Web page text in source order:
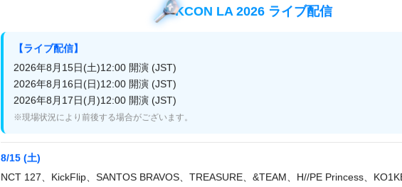
KCON LA 2026 ライブ配信
【ライブ配信】
2026年8月15日(土)12:00 開演 (JST)
2026年8月16日(日)12:00 開演 (JST)
2026年8月17日(月)12:00 開演 (JST)
※現場状況により前後する場合がございます。
8/15 (土)
NCT 127、KickFlip、SANTOS BRAVOS、TREASURE、&TEAM、H//PE Princess、